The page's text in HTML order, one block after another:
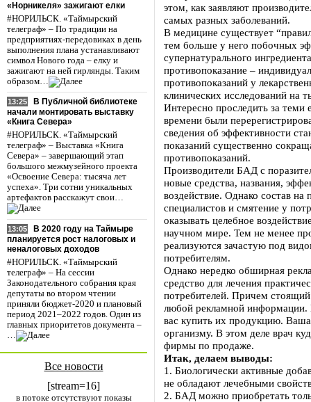
«Норникеля» зажигают елки
#НОРИЛЬСК. «Таймырский
телеграф» – По традиции на
предприятиях-передовиках в день
выполнения плана устанавливают
символ Нового года – елку и
зажигают на ней гирлянды. Таким
образом…
13:25
В Публичной библиотеке
начали монтировать выставку
«Книга Севера»
#НОРИЛЬСК. «Таймырский
телеграф» – Выставка «Книга
Севера» – завершающий этап
большого межмузейного проекта
«Освоение Севера: тысяча лет
успеха». Три сотни уникальных
артефактов расскажут свои…
13:05
В 2020 году на Таймыре
планируется рост налоговых и
неналоговых доходов
#НОРИЛЬСК. «Таймырский
телеграф» – На сессии
Законодательного собрания края
депутаты во втором чтении
приняли бюджет-2020 и плановый
период 2021–2022 годов. Один из
главных приоритетов документа –
…
Все новости
[stream=16]
в потоке отсутствуют показы
этом, как заявляют
самых разных заболеваний.
В медицине существует
тем больше у него побочных
супернатурального
противопоказание –
противопоказаний у
клинических исследований на
Интересно проследить за
времени были
сведения об эффективности
показаний существенно
противопоказаний.
Производители БАД с
новые средства, названия,
воздействие. Однако состав
специалистов и смятение у
оказывать целебное
научном мире. Тем не менее
реализуются зачастую под
потребителям.
Однако нередко обширная
средство для лечения
потребителей. Причем
любой рекламной информации.
вас купить их продукцию. Ваша
организму. В этом деле врач
фирмы по продаже.
Итак, делаем выводы:
1. Биологически активные
не обладают лечебными
2. БАД можно приобретать